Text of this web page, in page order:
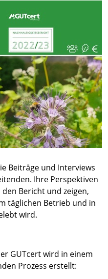
Beiträge und Interviews
Ihre Perspektiven
Bericht und zeigen,
täglichen Betrieb und in
wird.
GUTcert wird in einem
Prozess erstellt: